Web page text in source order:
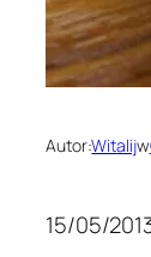
Autor:Witalijw
15/05/